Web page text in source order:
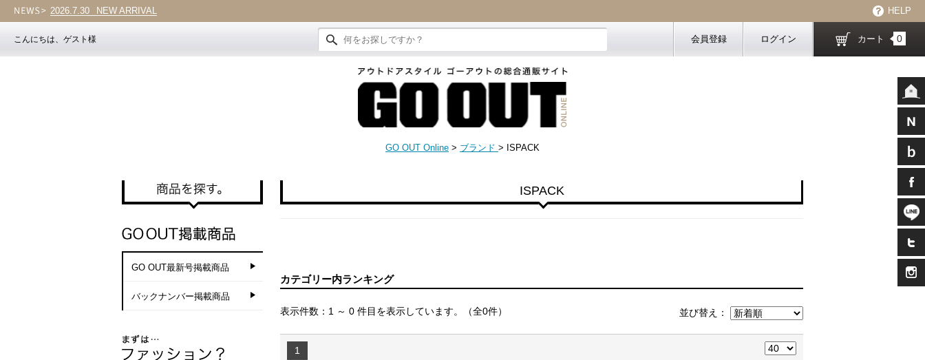
2026.7.30
2026.7.30 NEW ARRIVAL HELP
こんにちは、ゲスト様 会員登録 ログイン カート 0
GO OUT Online > ブランド > ISPACK
GO OUT最新号掲載商品
バックナンバー掲載商品
ISPACK
カテゴリー内ランキング
表示件数：1 ～ 0 件目を表示しています。（全0件） 並び替え：
1